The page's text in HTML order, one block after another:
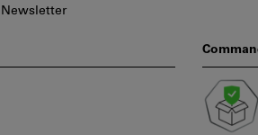
Newsletter